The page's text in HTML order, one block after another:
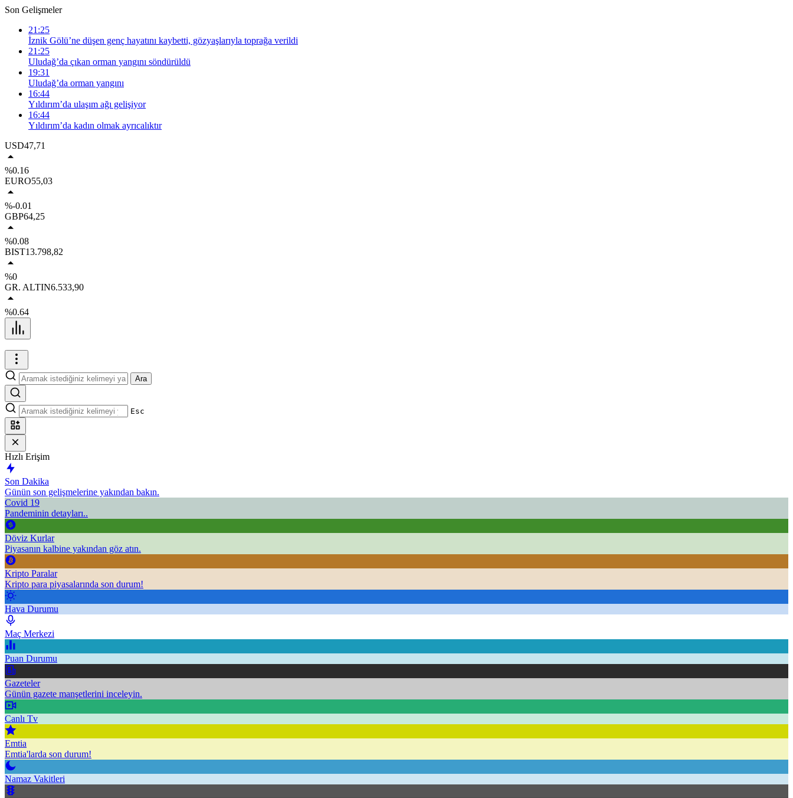
Son Gelişmeler
21:25
İznik Gölü’ne düşen genç hayatını kaybetti, gözyaşlarıyla toprağa verildi
21:25
Uludağ’da çıkan orman yangını söndürüldü
19:31
Uludağ’da orman yangını
16:44
Yıldırım’da ulaşım ağı gelişiyor
16:44
Yıldırım’da kadın olmak ayrıcalıktır
USD47,71
%0.16
EURO55,03
%-0.01
GBP64,25
%0.08
BIST13.798,82
%0
GR. ALTIN6.533,90
%0.64
Ara
Esc
Hızlı Erişim
Son Dakika
Günün son gelişmelerine yakından bakın.
Covid 19
Pandeminin detayları..
Döviz Kurlar
Piyasanın kalbine yakından göz atın.
Kripto Paralar
Kripto para piyasalarında son durum!
Hava Durumu
Maç Merkezi
Puan Durumu
Gazeteler
Günün gazete manşetlerini inceleyin.
Canlı Tv
Emtia
Emtia'larda son durum!
Namaz Vakitleri